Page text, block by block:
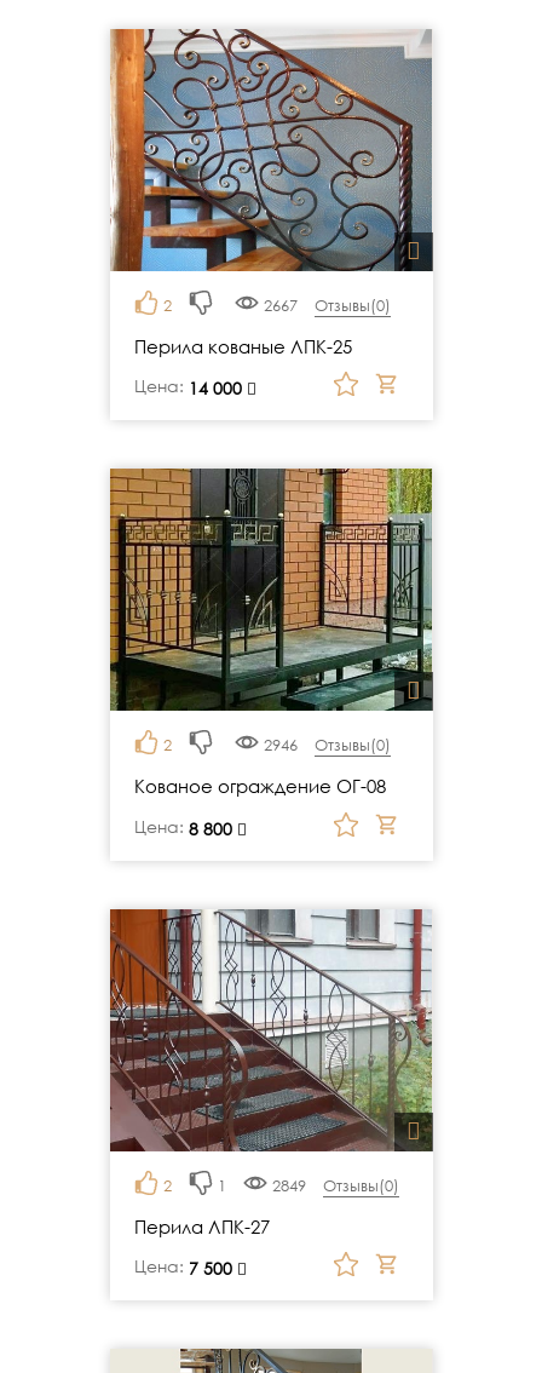
2 2667 Отзывы(0)
Перила кованые ЛПК-25
Цена: 14 000
руб.
2 2946 Отзывы(0)
Кованое ограждение ОГ-08
Цена: 8 800
руб.
2 1 2849 Отзывы(0)
Перила ЛПК-27
Цена: 7 500
руб.